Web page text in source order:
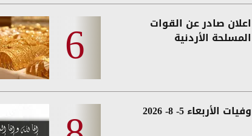
اعلان صادر عن القوات
المسلحة الأردنية
وفيات الأربعاء 5- 8- 2026